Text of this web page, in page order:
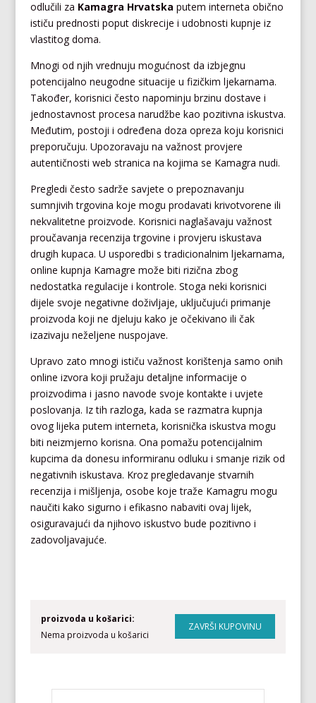
odlučili za Kamagra Hrvatska putem interneta obično
ističu prednosti poput diskrecije i udobnosti kupnje iz
vlastitog doma.
Mnogi od njih vrednuju mogućnost da izbjegnu
potencijalno neugodne situacije u fizičkim ljekarnama.
Također, korisnici često napominju brzinu dostave i
jednostavnost procesa narudžbe kao pozitivna iskustva.
Međutim, postoji i određena doza opreza koju korisnici
preporučuju. Upozoravaju na važnost provjere
autentičnosti web stranica na kojima se Kamagra nudi.
Pregledi često sadrže savjete o prepoznavanju
sumnjivih trgovina koje mogu prodavati krivotvorene ili
nekvalitetne proizvode. Korisnici naglašavaju važnost
proučavanja recenzija trgovine i provjeru iskustava
drugih kupaca. U usporedbi s tradicionalnim ljekarnama,
online kupnja Kamagre može biti rizična zbog
nedostatka regulacije i kontrole. Stoga neki korisnici
dijele svoje negativne doživljaje, uključujući primanje
proizvoda koji ne djeluju kako je očekivano ili čak
izazivaju neželjene nuspojave.
Upravo zato mnogi ističu važnost korištenja samo onih
online izvora koji pružaju detaljne informacije o
proizvodima i jasno navode svoje kontakte i uvjete
poslovanja. Iz tih razloga, kada se razmatra kupnja
ovog lijeka putem interneta, korisnička iskustva mogu
biti neizmjerno korisna. Ona pomažu potencijalnim
kupcima da donesu informiranu odluku i smanje rizik od
negativnih iskustava. Kroz pregledavanje stvarnih
recenzija i mišljenja, osobe koje traže Kamagru mogu
naučiti kako sigurno i efikasno nabaviti ovaj lijek,
osiguravajući da njihovo iskustvo bude pozitivno i
zadovoljavajuće.
proizvoda u košarici:
Nema proizvoda u košarici